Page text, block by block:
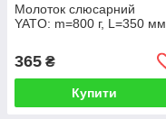
Молоток слюсарний
YATO: m=800 г, L=350 мм
365 ₴
Купити